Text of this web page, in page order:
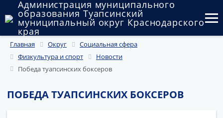
Администрация муниципального
образования Туапсинский
муниципальный округ Краснодарского
края
Округ
Администрация
Муниципальные закупки
Главная Округ
Социальная сфера
Физкультура и спорт
Новости
Победа туапсинских боксеров
ПОБЕДА ТУАПСИНСКИХ БОКСЕРОВ